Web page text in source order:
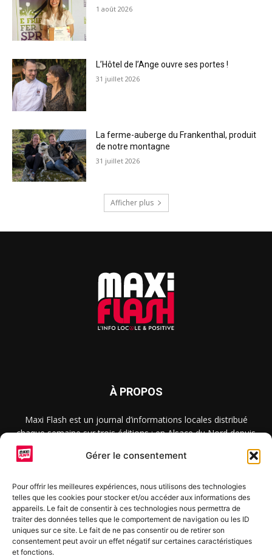
Gérer le consentement
Pour offrir les meilleures expériences, nous utilisons des technologies
telles que les cookies pour stocker et/ou accéder aux informations des
appareils. Le fait de consentir à ces technologies nous permettra de
traiter des données telles que le comportement de navigation ou les ID
uniques sur ce site. Le fait de ne pas consentir ou de retirer son
consentement peut avoir un effet négatif sur certaines caractéristiques
et fonctions.
1 août 2026
L’Hôtel de l’Ange ouvre ses portes !
31 juillet 2026
La ferme-auberge du Frankenthal, produit
de notre montagne
31 juillet 2026
Afficher plus
À PROPOS
Maxi Flash est un journal d’informations locales distribué
chaque semaine sur trois éditions : en Alsace du Nord depuis
2015, dans les secteurs d’Obernai-Molsheim-Erstein depuis
2022, et à Colmar, Vignoble et Plaine depuis 2023.
SUIVEZ-NOUS